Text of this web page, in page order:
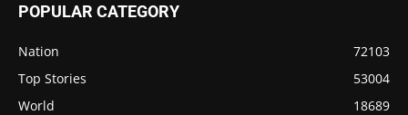
POPULAR CATEGORY
Nation
72103
Top Stories
53004
World
18689